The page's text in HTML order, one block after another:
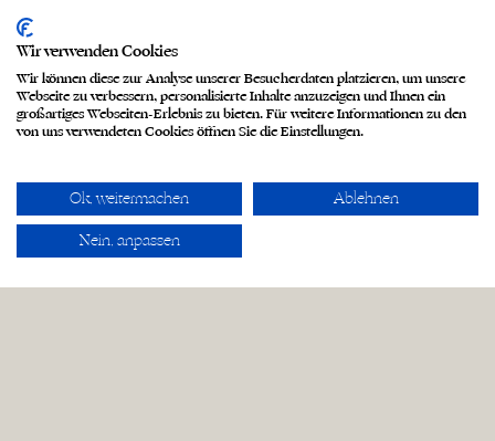
Wir verwenden Cookies
Wir können diese zur Analyse unserer Besucherdaten platzieren, um unsere
Webseite zu verbessern, personalisierte Inhalte anzuzeigen und Ihnen ein
großartiges Webseiten-Erlebnis zu bieten. Für weitere Informationen zu den
von uns verwendeten Cookies öffnen Sie die Einstellungen.
Ok, weitermachen
Ablehnen
Nein, anpassen